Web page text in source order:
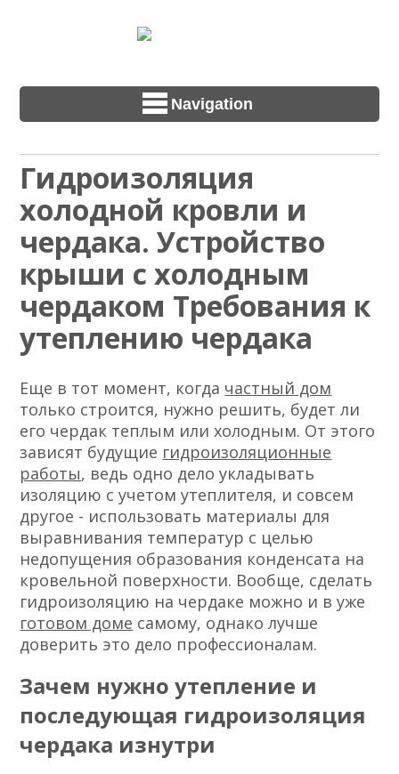
Navigation
Гидроизоляция
холодной кровли и
чердака. Устройство
крыши с холодным
чердаком Требования к
утеплению чердака
Еще в тот момент, когда частный дом
только строится, нужно решить, будет ли
его чердак теплым или холодным. От этого
зависят будущие гидроизоляционные
работы, ведь одно дело укладывать
изоляцию с учетом утеплителя, и совсем
другое - использовать материалы для
выравнивания температур с целью
недопущения образования конденсата на
кровельной поверхности. Вообще, сделать
гидроизоляцию на чердаке можно и в уже
готовом доме самому, однако лучше
доверить это дело профессионалам.
Зачем нужно утепление и
последующая гидроизоляция
чердака изнутри